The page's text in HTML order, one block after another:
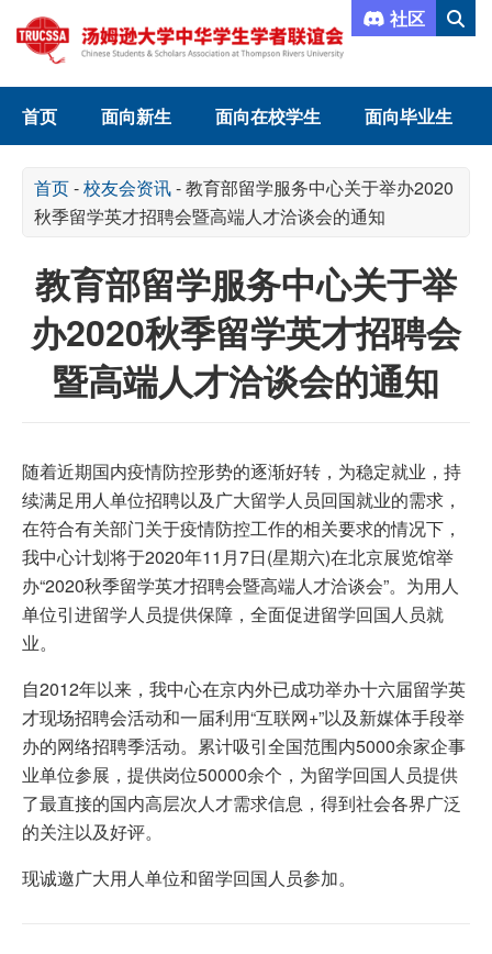
社区
首页 面向新生 面向在校学生 面向毕业生
首页-校友会资讯-教育部留学服务中心关于举办2020
秋季留学英才招聘会暨高端人才洽谈会的通知
教育部留学服务中心关于举
办2020秋季留学英才招聘会
暨高端人才洽谈会的通知
随着近期国内疫情防控形势的逐渐好转，为稳定就业，持
续满足用人单位招聘以及广大留学人员回国就业的需求，
在符合有关部门关于疫情防控工作的相关要求的情况下，
我中心计划将于2020年11月7日(星期六)在北京展览馆举
办“2020秋季留学英才招聘会暨高端人才洽谈会”。为用人
单位引进留学人员提供保障，全面促进留学回国人员就
业。
自2012年以来，我中心在京内外已成功举办十六届留学英
才现场招聘会活动和一届利用“互联网+”以及新媒体手段举
办的网络招聘季活动。累计吸引全国范围内5000余家企事
业单位参展，提供岗位50000余个，为留学回国人员提供
了最直接的国内高层次人才需求信息，得到社会各界广泛
的关注以及好评。
现诚邀广大用人单位和留学回国人员参加。